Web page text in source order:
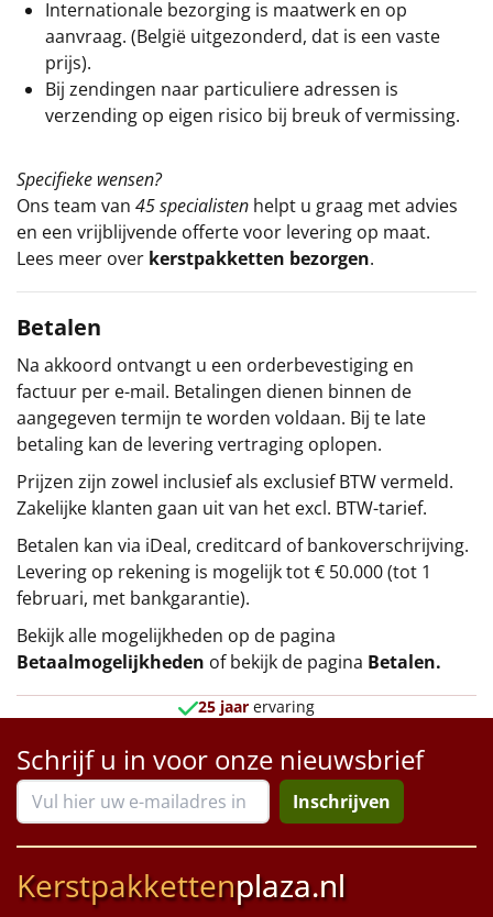
Internationale bezorging is maatwerk en op
aanvraag. (België uitgezonderd, dat is een vaste
prijs).
Bij zendingen naar particuliere adressen is
verzending op eigen risico bij breuk of vermissing.
Specifieke wensen?
Ons team van 45 specialisten helpt u graag met advies
en een vrijblijvende offerte voor levering op maat.
Lees meer over kerstpakketten bezorgen.
Betalen
Na akkoord ontvangt u een orderbevestiging en
factuur per e-mail. Betalingen dienen binnen de
aangegeven termijn te worden voldaan. Bij te late
betaling kan de levering vertraging oplopen.
Prijzen zijn zowel inclusief als exclusief BTW vermeld.
Zakelijke klanten gaan uit van het excl. BTW-tarief.
Betalen kan via iDeal, creditcard of bankoverschrijving.
Levering op rekening is mogelijk tot € 50.000 (tot 1
februari, met bankgarantie).
Bekijk alle mogelijkheden op de pagina
Betaalmogelijkheden of bekijk de pagina Betalen.
25 jaar ervaring
Schrijf u in voor onze nieuwsbrief
Inschrijven
Kerstpakkettenplaza.nl